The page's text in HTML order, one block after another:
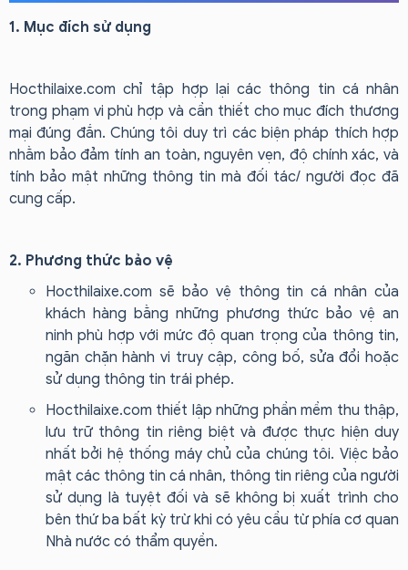
1. Mục đích sử dụng
Hocthilaixe.com chỉ tập hợp lại các thông tin cá nhân
trong phạm vi phù hợp và cần thiết cho mục đích thương
mại đúng đắn. Chúng tôi duy trì các biện pháp thích hợp
nhằm bảo đảm tính an toàn, nguyên vẹn, độ chính xác, và
tính bảo mật những thông tin mà đối tác/ người đọc đã
cung cấp.
2. Phương thức bảo vệ
Hocthilaixe.com sẽ bảo vệ thông tin cá nhân của
khách hàng bằng những phương thức bảo vệ an
ninh phù hợp với mức độ quan trọng của thông tin,
ngăn chặn hành vi truy cập, công bố, sửa đổi hoặc
sử dụng thông tin trái phép.
Hocthilaixe.com thiết lập những phần mềm thu thập,
lưu trữ thông tin riêng biệt và được thực hiện duy
nhất bởi hệ thống máy chủ của chúng tôi. Việc bảo
mật các thông tin cá nhân, thông tin riêng của người
sử dụng là tuyệt đối và sẽ không bị xuất trình cho
bên thứ ba bất kỳ trừ khi có yêu cầu từ phía cơ quan
Nhà nước có thẩm quyền.